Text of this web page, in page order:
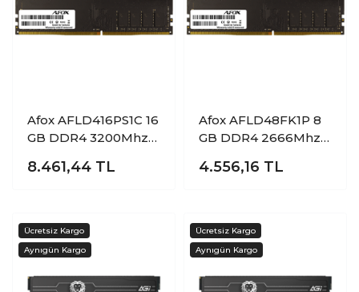
Afox AFLD416PS1C 16
GB DDR4 3200Mhz
Bellek
8.461,44 TL
Afox AFLD48FK1P 8
GB DDR4 2666Mhz
Bellek
4.556,16 TL